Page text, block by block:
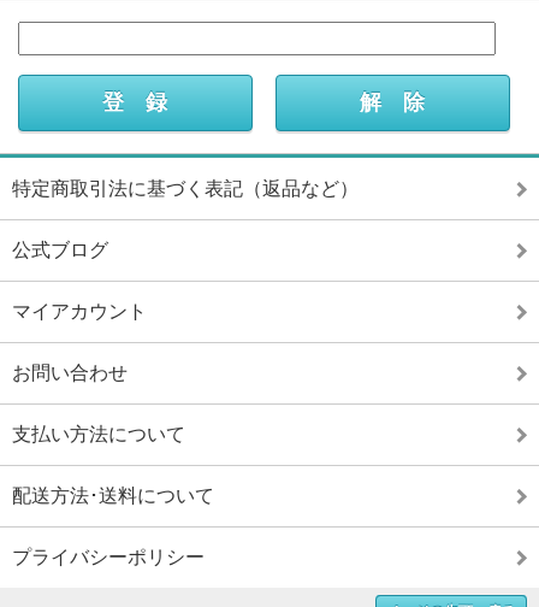
特定商取引法に基づく表記（返品など）
公式ブログ
マイアカウント
お問い合わせ
支払い方法について
配送方法･送料について
プライバシーポリシー